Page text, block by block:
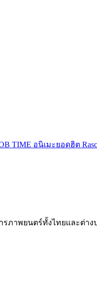
TIME อนิเมะยอดฮิต
าพยนตร์ทั้งไทยและต่าง